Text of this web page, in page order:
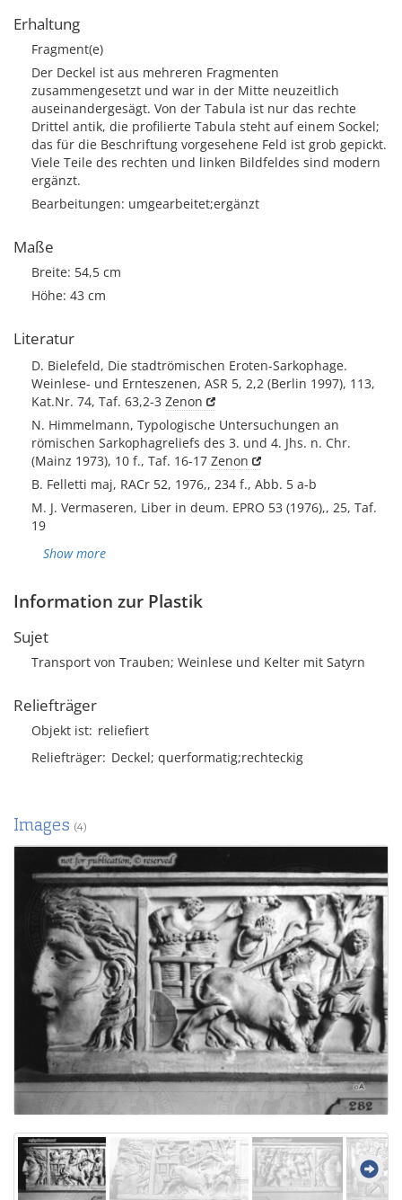
Erhaltung
Fragment(e)
Der Deckel ist aus mehreren Fragmenten
zusammengesetzt und war in der Mitte neuzeitlich
auseinandergesägt. Von der Tabula ist nur das rechte
Drittel antik, die profilierte Tabula steht auf einem Sockel;
das für die Beschriftung vorgesehene Feld ist grob gepickt.
Viele Teile des rechten und linken Bildfeldes sind modern
ergänzt.
Bearbeitungen: umgearbeitet;ergänzt
Maße
Breite: 54,5 cm
Höhe: 43 cm
Literatur
D. Bielefeld, Die stadtrömischen Eroten-Sarkophage.
Weinlese- und Ernteszenen, ASR 5, 2,2 (Berlin 1997), 113,
Kat.Nr. 74, Taf. 63,2-3 Zenon
N. Himmelmann, Typologische Untersuchungen an
römischen Sarkophagreliefs des 3. und 4. Jhs. n. Chr.
(Mainz 1973), 10 f., Taf. 16-17 Zenon
B. Felletti maj, RACr 52, 1976,, 234 f., Abb. 5 a-b
M. J. Vermaseren, Liber in deum. EPRO 53 (1976),, 25, Taf.
19
Show more
Information zur Plastik
Sujet
Transport von Trauben; Weinlese und Kelter mit Satyrn
Reliefträger
Objekt ist reliefiert
Reliefträger Deckel; querformatig;rechteckig
Images (4)